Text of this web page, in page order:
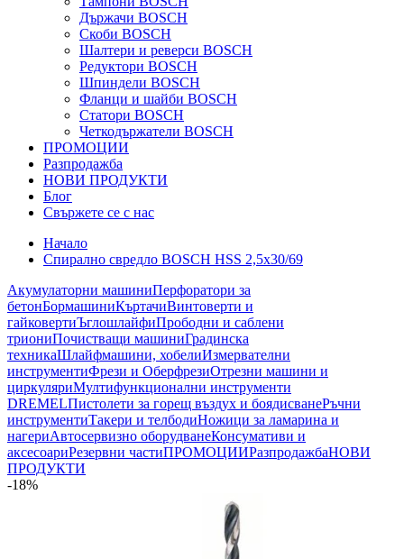
Държачи BOSCH
Скоби BOSCH
Шалтери и реверси BOSCH
Редуктори BOSCH
Шпиндели BOSCH
Фланци и шайби BOSCH
Статори BOSCH
Четкодържатели BOSCH
ПРОМОЦИИ
Разпродажба
НОВИ ПРОДУКТИ
Блог
Свържете се с нас
Начало
Спирално свредло BOSCH HSS 2,5x30/69
Акумулаторни машиниПерфоратори за
бетонБормашиниКъртачиВинтоверти и
гайковертиЪглошлайфиПрободни и саблени
триониПочистващи машиниГрадинска
техникаШлайфмашини, хобелиИзмервателни
инструментиФрези и ОберфрезиОтрезни машини и
циркуляриМултифункционални инструменти
DREMELПистолети за горещ въздух и боядисванеРъчни
инструментиТакери и телбодиНожици за ламарина и
нагериАвтосервизно оборудванеКонсумативи и
аксесоариРезервни частиПРОМОЦИИРазпродажбаНОВИ
ПРОДУКТИ
-18%